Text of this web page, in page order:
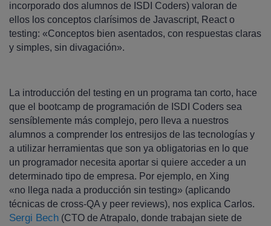
incorporado dos alumnos de ISDI Coders) valoran de
ellos los conceptos clarísimos de Javascript, React o
testing: «Conceptos bien asentados, con respuestas claras
y simples, sin divagación».
La introducción del testing en un programa tan corto, hace
que el bootcamp de programación de ISDI Coders sea
sensíblemente más complejo, pero lleva a nuestros
alumnos a comprender los entresijos de las tecnologías y
a utilizar herramientas que son ya obligatorias en lo que
un programador necesita aportar si quiere acceder a un
determinado tipo de empresa. Por ejemplo, en Xing
«no llega nada a producción sin testing» (aplicando
técnicas de cross-QA y peer reviews), nos explica Carlos.
Sergi Bech (CTO de Atrapalo, donde trabajan siete de